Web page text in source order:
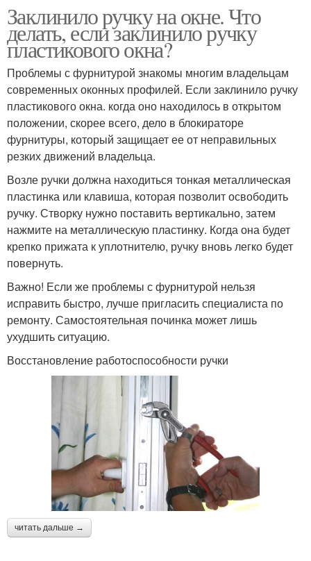
Заклинило ручку на окне. Что
делать, если заклинило ручку
пластикового окна?
Проблемы с фурнитурой знакомы многим владельцам
современных оконных профилей. Если заклинило ручку
пластикового окна. когда оно находилось в открытом
положении, скорее всего, дело в блокираторе
фурнитуры, который защищает ее от неправильных
резких движений владельца.
Возле ручки должна находиться тонкая металлическая
пластинка или клавиша, которая позволит освободить
ручку. Створку нужно поставить вертикально, затем
нажмите на металлическую пластинку. Когда она будет
крепко прижата к уплотнителю, ручку вновь легко будет
повернуть.
Важно! Если же проблемы с фурнитурой нельзя
исправить быстро, лучше пригласить специалиста по
ремонту. Самостоятельная починка может лишь
ухудшить ситуацию.
Восстановление работоспособности ручки
читать дальше →